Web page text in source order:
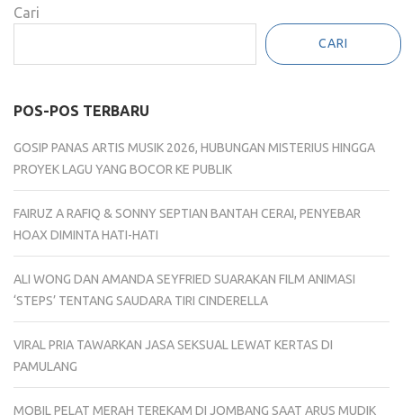
Cari
CARI
POS-POS TERBARU
GOSIP PANAS ARTIS MUSIK 2026, HUBUNGAN MISTERIUS HINGGA
PROYEK LAGU YANG BOCOR KE PUBLIK
FAIRUZ A RAFIQ & SONNY SEPTIAN BANTAH CERAI, PENYEBAR
HOAX DIMINTA HATI-HATI
ALI WONG DAN AMANDA SEYFRIED SUARAKAN FILM ANIMASI
‘STEPS’ TENTANG SAUDARA TIRI CINDERELLA
VIRAL PRIA TAWARKAN JASA SEKSUAL LEWAT KERTAS DI
PAMULANG
MOBIL PELAT MERAH TEREKAM DI JOMBANG SAAT ARUS MUDIK